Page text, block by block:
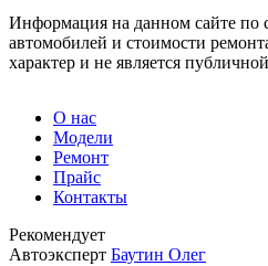
Информация на данном сайте по
автомобилей и стоимости
характер и не является
О нас
Модели
Ремонт
Прайс
Контакты
Рекомендует
Автоэксперт Баутин Олег